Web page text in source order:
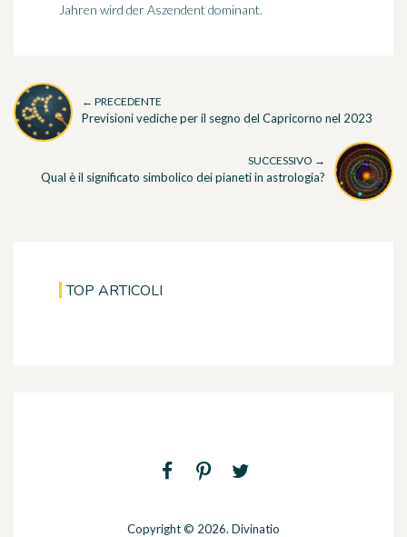
Jahren wird der Aszendent dominant.
← PRECEDENTE
Previsioni vediche per il segno del Capricorno nel 2023
SUCCESSIVO →
Qual è il significato simbolico dei pianeti in astrologia?
TOP ARTICOLI
Copyright © 2026. Divinatio